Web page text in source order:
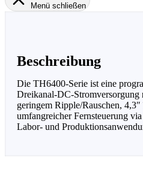
Menü schließen
Beschreibung
Die TH6400-Serie ist eine
Dreikanal-DC-Stromversorgung
geringem Ripple/Rauschen,
umfangreicher Fernsteuerung
Labor- und